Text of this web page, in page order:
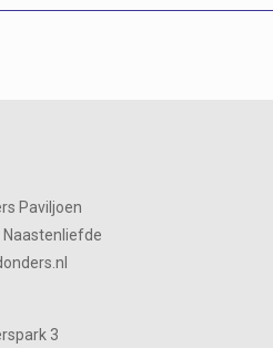
Paviljoen
Naastenliefde
3